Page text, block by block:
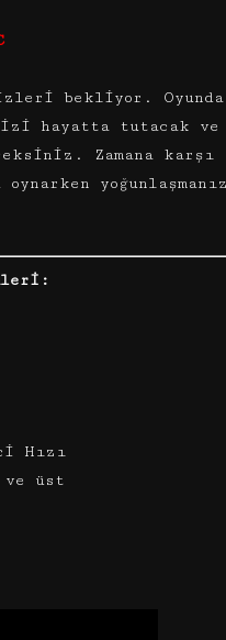
bekliyor. Oyunda
hayatta tutacak ve
Zamana karşı
yoğunlaşmanız
Hızı
ve üst